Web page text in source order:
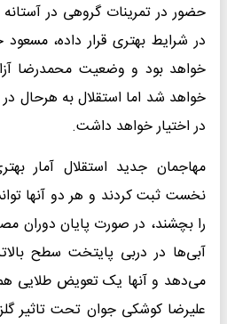
حضور در تمرینات گروهی در
در شرایط بهتری قرار داده،
خواهد بود و وضعیت محمدرضا
خواهد شد اما استقلال به هرحال
در اختیار خواهد داشت.
مهاجمان جدید استقلال آمار
نخست ثبت کردند و هر دو آنها
را بچشند، در صورت پایان دوران
آبی‌ها در دربی پایتخت سطح
می‌دهد و آنها یک تعویض طلایی
علیرضا کوشکی جوان تحت تاثیر